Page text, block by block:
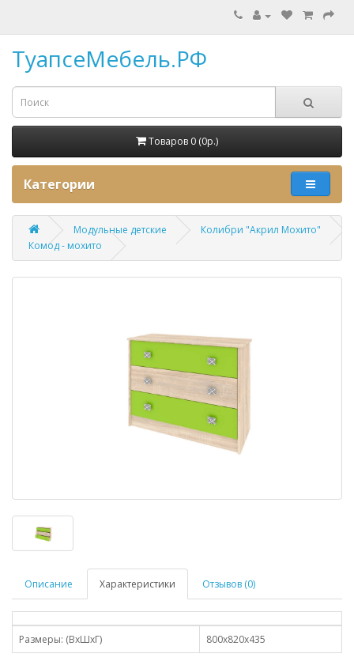
ТуапсеМебель.РФ
Товаров 0 (0p.)
Категории
Модульные детские
Колибри "Акрил Мохито"
Комод - мохито
Описание Характеристики Отзывов (0)
Размеры: (ВхШхГ) 800x820x435